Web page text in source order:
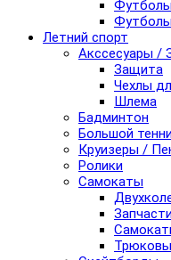
Летний спорт
Акссесуары /
Защита
Чехлы
Шлема
Бадминтон
Большой
Круизеры /
Ролики
Самокаты